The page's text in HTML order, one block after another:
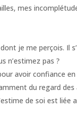
mes
je me perçois. Il
n’estimez pas ?
avoir confiance
du regard
de soi est